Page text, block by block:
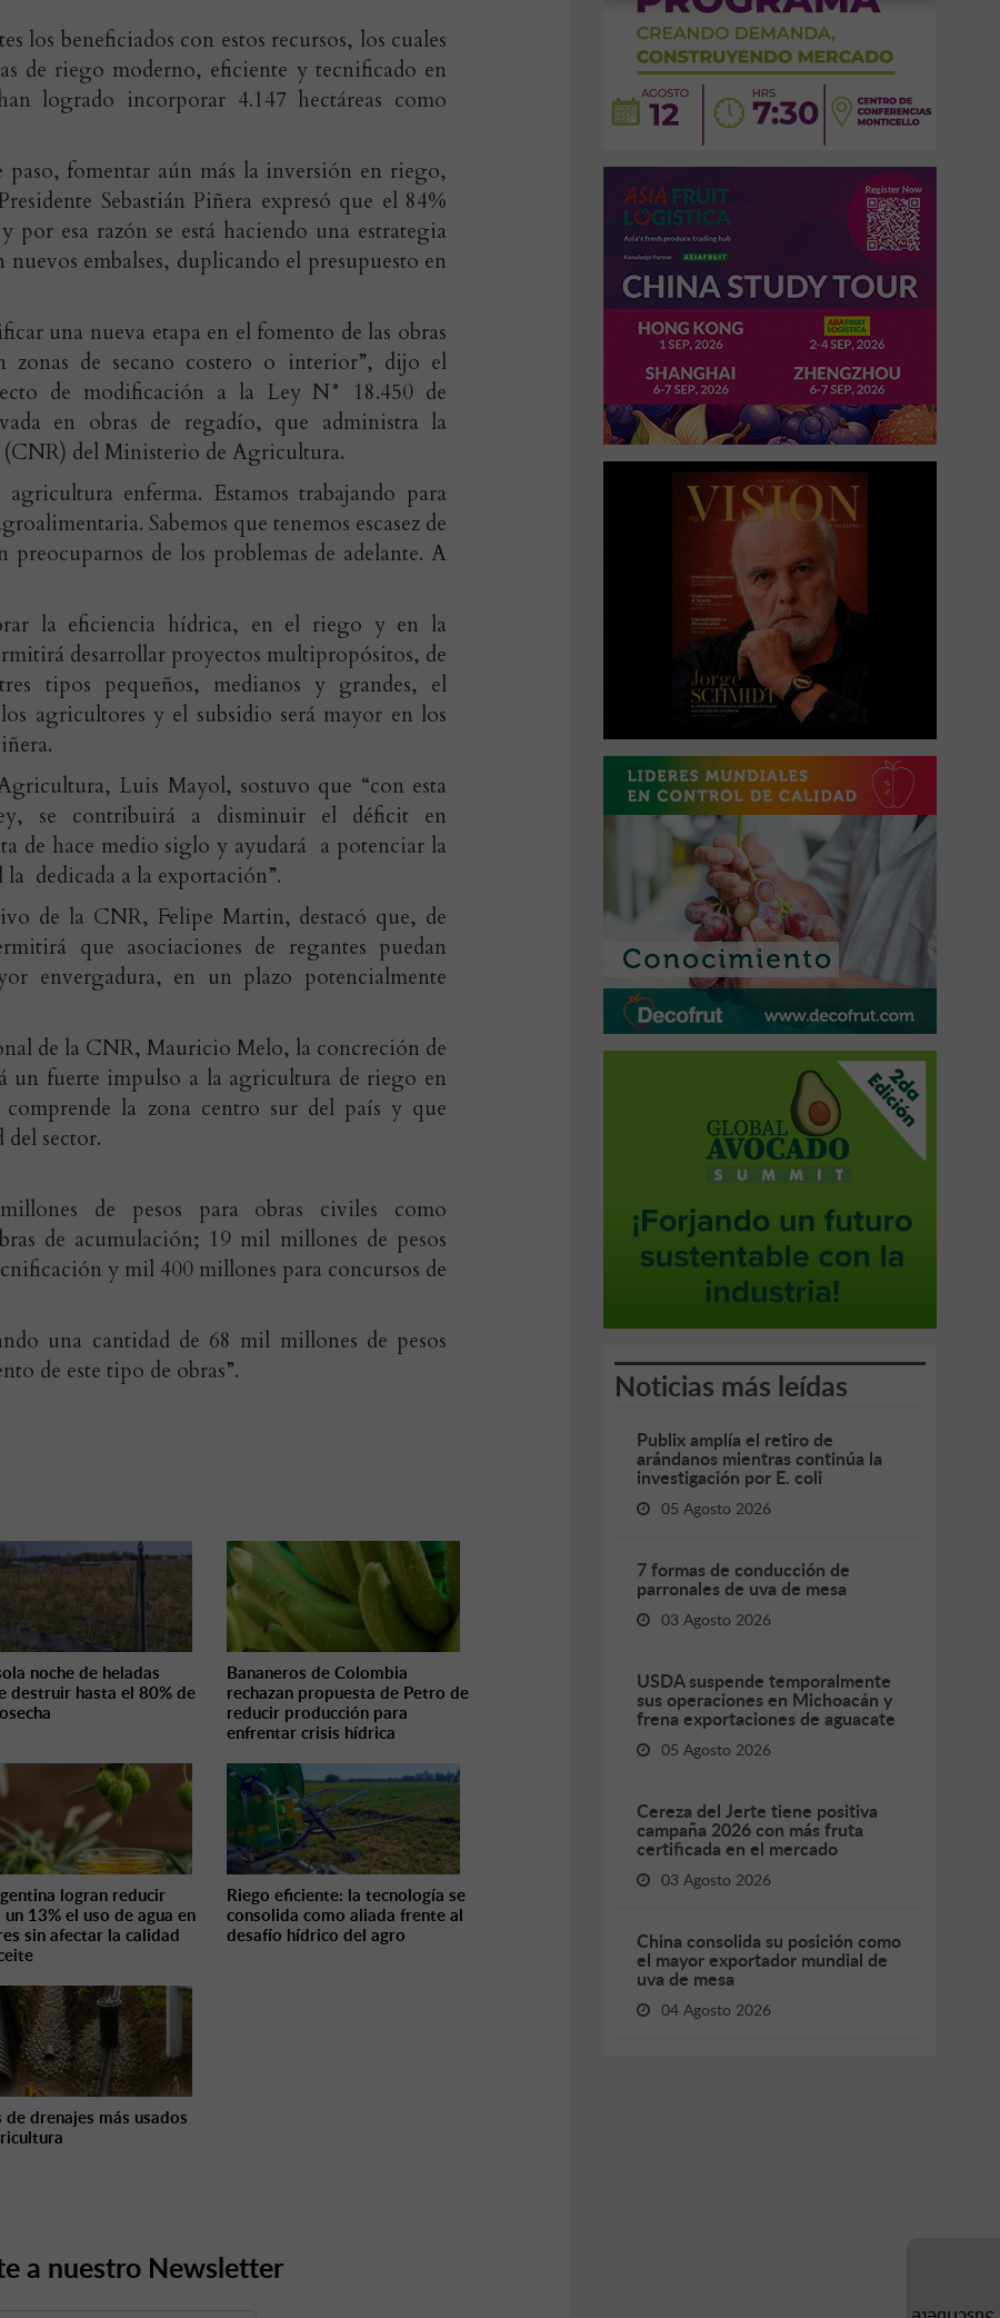
los beneficiados con estos recursos, los cuales
de riego moderno, eficiente y tecnificado en
logrado incorporar 4.147 hectáreas como
paso, fomentar aún más la inversión en riego,
Sebastián Piñera expresó que el 84%
por esa razón se está haciendo una estrategia
embalses, duplicando el presupuesto en
una nueva etapa en el fomento de las obras
zonas de secano costero o interior”, dijo el
de modificación a la Ley N° 18.450 de
en obras de regadío, que administra la
del Ministerio de Agricultura.
enferma. Estamos trabajando para
Sabemos que tenemos escasez de
preocuparnos de los problemas de adelante. A
la eficiencia hídrica, en el riego y en la
desarrollar proyectos multipropósitos, de
tipos pequeños, medianos y grandes, el
agricultores y el subsidio será mayor en los
Luis Mayol, sostuvo que “con esta
se contribuirá a disminuir el déficit en
de hace medio siglo y ayudará a potenciar la
dedicada a la exportación”.
de la CNR, Felipe Martin, destacó que, de
que asociaciones de regantes puedan
envergadura, en un plazo potencialmente
de la CNR, Mauricio Melo, la concreción de
un fuerte impulso a la agricultura de riego en
la zona centro sur del país y que
sector.
de pesos para obras civiles como
de acumulación; 19 mil millones de pesos
y mil 400 millones para concursos de
una cantidad de 68 mil millones de pesos
de este tipo de obras”.
noche de heladas
destruir hasta el 80% de
Bananeros de Colombia
rechazan propuesta de Petro de
reducir producción para
enfrentar crisis hídrica
logran reducir
un 13% el uso de agua en
sin afectar la calidad
Riego eficiente: la tecnología se
consolida como aliada frente al
desafío hídrico del agro
de drenajes más usados
a nuestro Newsletter
Noticias más leídas
Publix amplía el retiro de
arándanos mientras continúa la
investigación por E. coli
05 Agosto 2026
7 formas de conducción de
parronales de uva de mesa
03 Agosto 2026
USDA suspende temporalmente
sus operaciones en Michoacán y
frena exportaciones de aguacate
05 Agosto 2026
Cereza del Jerte tiene positiva
campaña 2026 con más fruta
certificada en el mercado
03 Agosto 2026
China consolida su posición como
el mayor exportador mundial de
uva de mesa
04 Agosto 2026